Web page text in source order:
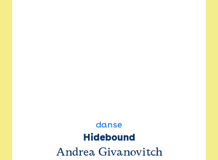
danse
Hidebound
Andrea Givanovitch